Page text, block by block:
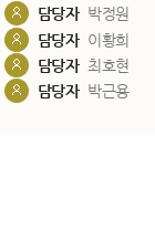
담당자 박정원
담당자 이황희
담당자 최호현
담당자 박근용